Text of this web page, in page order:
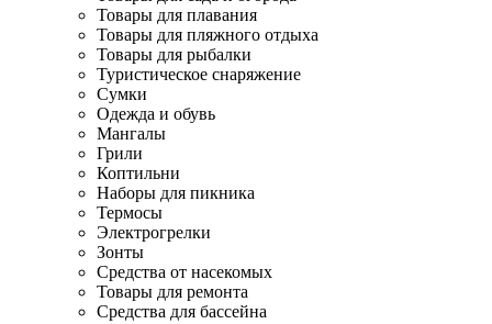
Товары для плавания
Товары для пляжного отдыха
Товары для рыбалки
Туристическое снаряжение
Сумки
Одежда и обувь
Мангалы
Грили
Коптильни
Наборы для пикника
Термосы
Электрогрелки
Зонты
Средства от насекомых
Товары для ремонта
Средства для бассейна